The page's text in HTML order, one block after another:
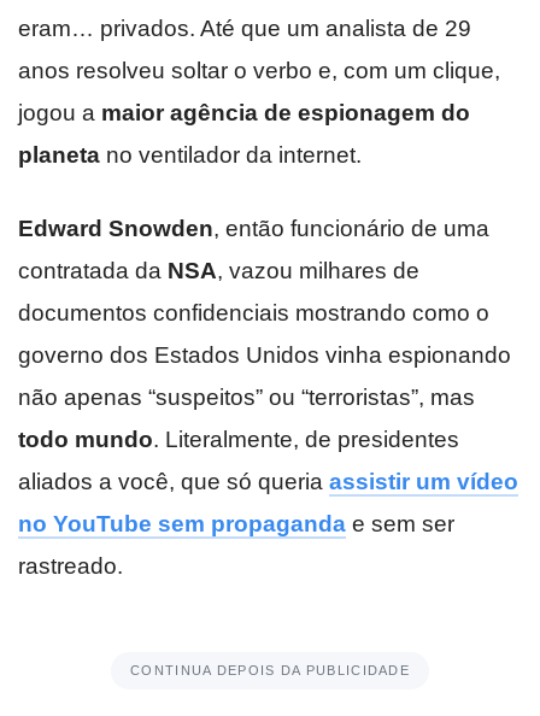
eram… privados. Até que um analista de 29
anos resolveu soltar o verbo e, com um clique,
jogou a maior agência de espionagem do
planeta no ventilador da internet.
Edward Snowden, então funcionário de uma
contratada da NSA, vazou milhares de
documentos confidenciais mostrando como o
governo dos Estados Unidos vinha espionando
não apenas “suspeitos” ou “terroristas”, mas
todo mundo. Literalmente, de presidentes
aliados a você, que só queria assistir um vídeo
no YouTube sem propaganda e sem ser
rastreado.
CONTINUA DEPOIS DA PUBLICIDADE